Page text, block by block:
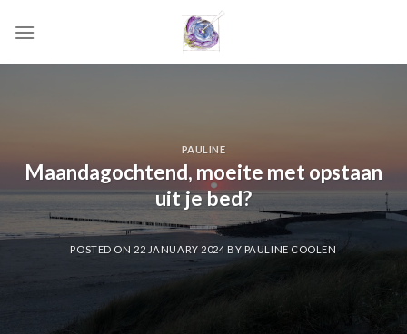
PAULINE
Maandagochtend, moeite met opstaan
uit je bed?
POSTED ON 22 JANUARY 2024BY PAULINE COOLEN